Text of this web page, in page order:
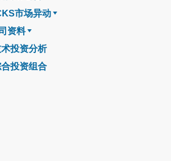
市场异动
资料
投资分析
投资组合